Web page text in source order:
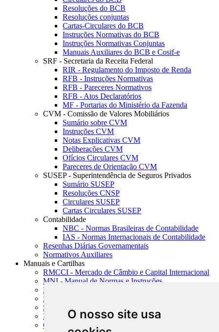
O nosso site usa
Resoluções do BCB
Resoluções conjuntas
Cartas-Circulares do BCB
Instruções Normativas do BCB
Instruções Normativas Conjuntas
Manuais Auxiliares do BCB e Cosif-e
SRF - Secretaria da Receita Federal
RIR - Regulamento do Imposto de Renda
RFB - Instruções Normativas
RFB - Pareceres Normativos
RFB - Atos Declaratórios
MF - Portarias do Ministério da Fazenda
CVM - Comissão de Valores Mobiliários
Sumário sobre CVM
Instruções CVM
Notas Explicativas CVM
Deliberações CVM
Ofícios Circulares CVM
Pareceres de Orientação CVM
SUSEP - Superintendência de Seguros Privados
Sumário SUSEP
Resoluções CNSP
Circulares SUSEP
Cartas Circulares SUSEP
Contabilidade
NBC - Normas Brasileiras de Contabilidade
IAS - Normas Internacionais de Contabilidade
Resenhas Diárias Governamentais
Normativos Auxiliares
Manuais e Cartilhas
RMCCI - Mercado de Câmbio e Capital Internacional
MNI - Manual de Normas e Instruções
MTVM - Manual de Títulos e Valores Mobiliários
MCR - Manual de Crédito Rural
SISORF - Manual de Organização do SFN
MASUP - Manual de Supervisão Bancária
CADOC - Catálogo de Documentos